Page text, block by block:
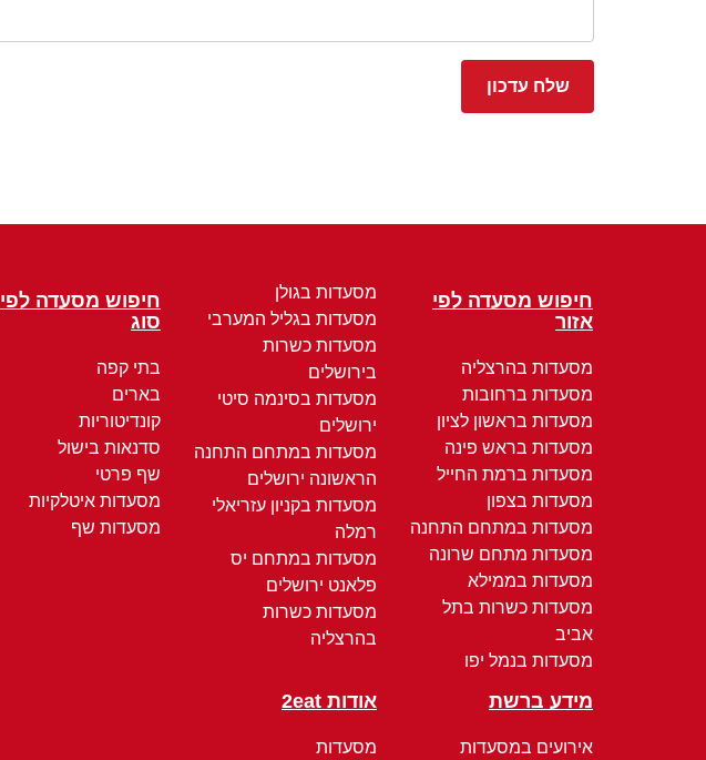
חיפוש מסעדה לפי
אזור
מסעדות בהרצליה
מסעדות ברחובות
מסעדות בראשון לציון
מסעדות בראש פינה
מסעדות ברמת החייל
מסעדות בצפון
מסעדות במתחם התחנה
מסעדות מתחם שרונה
מסעדות בממילא
מסעדות כשרות בתל
אביב
מסעדות בנמל יפו
מסעדות בגולן
מסעדות בגליל המערבי
מסעדות כשרות
בירושלים
מסעדות בסינמה סיטי
ירושלים
מסעדות במתחם התחנה
הראשונה ירושלים
מסעדות בקניון עזריאלי
רמלה
מסעדות במתחם יס
פלאנט ירושלים
מסעדות כשרות
בהרצליה
חיפוש מסעדה לפי
סוג
בתי קפה
בארים
קונדיטוריות
סדנאות בישול
שף פרטי
מסעדות איטלקיות
מסעדות שף
מידע ברשת
אירועים במסעדות
אודות 2eat
מסעדות